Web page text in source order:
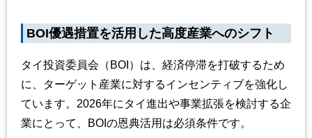
BOI優遇措置を活用した高度産業へのシフト
タイ投資委員会（BOI）は、経済停滞を打破するため
に、ターゲット産業に対するインセンティブを強化し
ています。2026年にタイ進出や事業拡張を検討する企
業にとって、BOIの恩典活用は必須条件です。